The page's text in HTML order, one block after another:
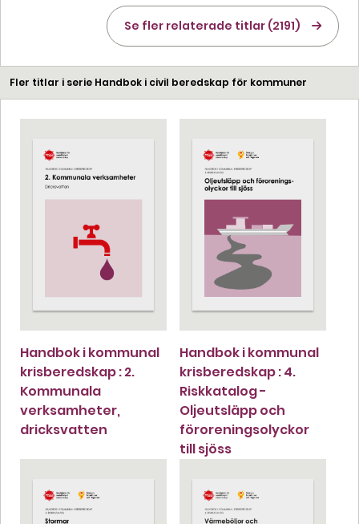
Se fler relaterade titlar (2191)
Fler titlar i serie Handbok i civil beredskap för kommuner
Handbok i kommunal
krisberedskap : 2.
Kommunala
verksamheter,
dricksvatten
Handbok i kommunal
krisberedskap : 4.
Riskkatalog -
Oljeutsläpp och
föroreningsolyckor
till sjöss